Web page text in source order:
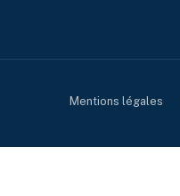
Mentions légales